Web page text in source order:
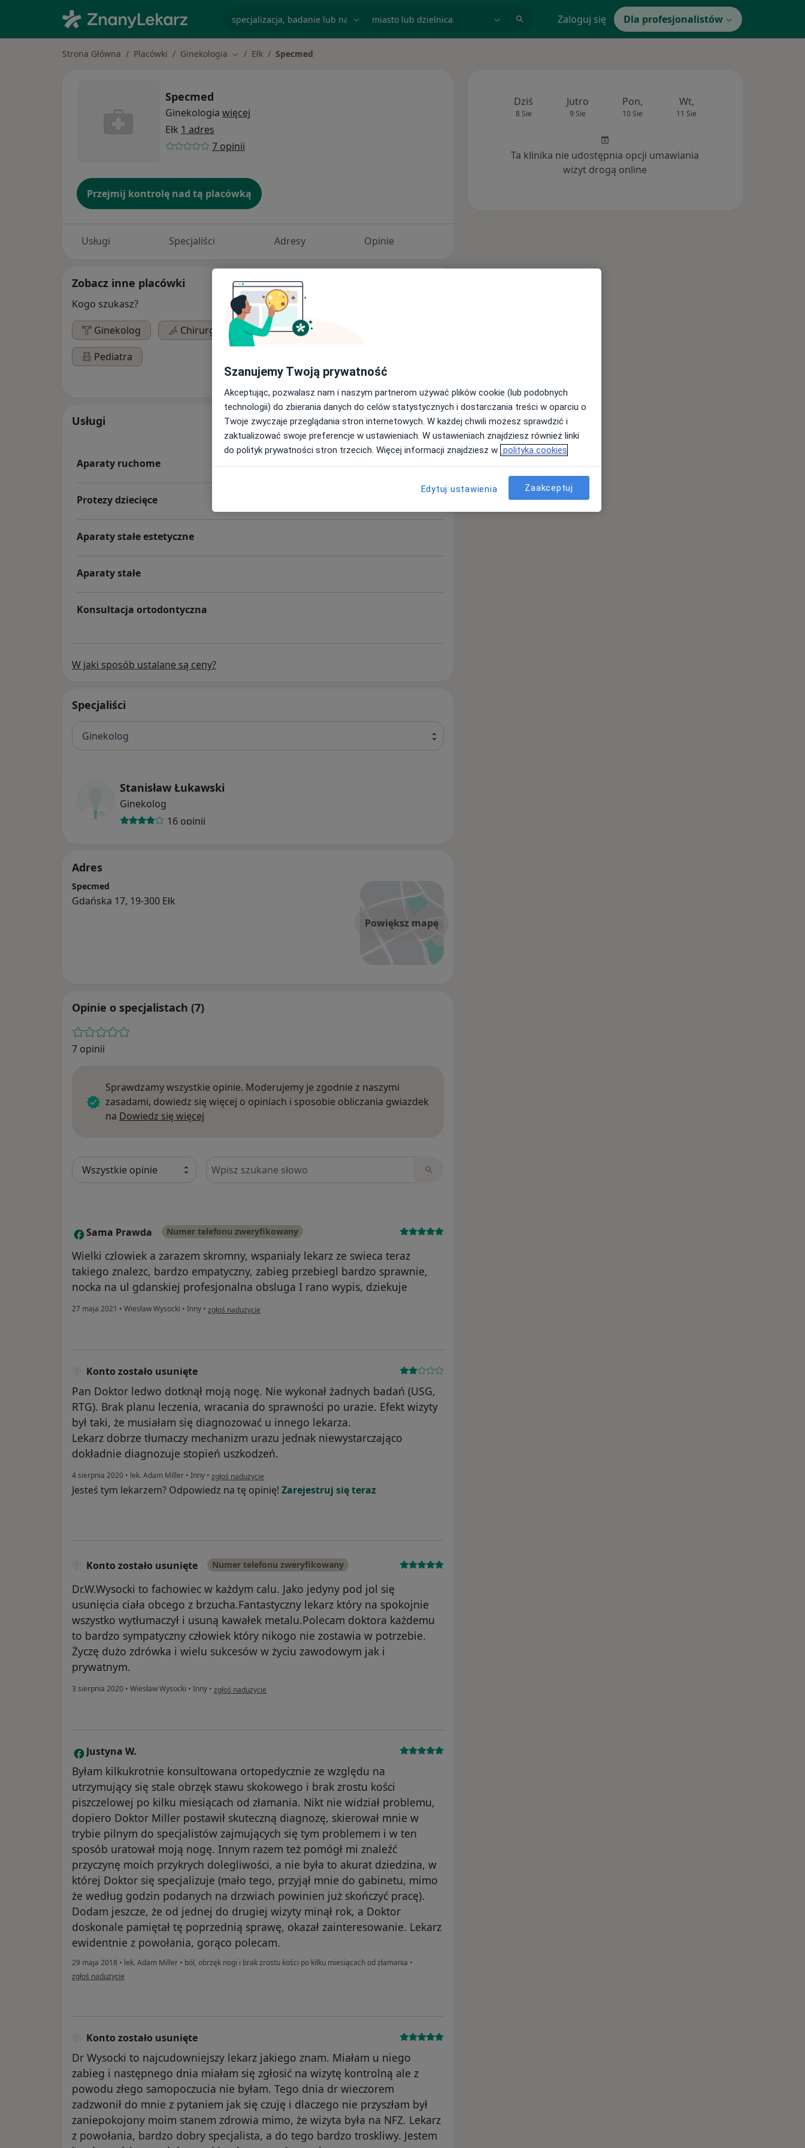
Zaloguj się Dla profesjonalistów
Strona Główna Placówki Ginekologia Zmień miasto
Ełk Specmed
Specmed
Ginekologia więcej
Ełk 1 adres
7 opinii
Przejmij kontrolę nad tą placówką
Usługi Specjaliści Adresy Opinie
Zobacz inne placówki
Kogo szukasz?
Ginekolog
Chirurg Okulista
Pediatra
Szukaj innej specjalizacji
Usługi
Aparaty ruchome
Protezy dziecięce
Aparaty stałe estetyczne
Aparaty stałe
Konsultacja ortodontyczna
W jaki sposób ustalane są ceny?
Specjaliści
Ginekolog
Stanisław Łukawski
Ginekolog
16 opinii
Adres
Powiększ mapę
Specmed
Gdańska 17, 19-300 Ełk
Opinie o specjalistach (7)
7 opinii
Sprawdzamy wszystkie opinie. Moderujemy je zgodnie z naszymi
zasadami, dowiedz się więcej o opiniach i sposobie obliczania gwiazdek
na Dowiedz się więcej
Szukaj w opiniach
S Sama Prawda Numer telefonu zweryfikowany
Wielki czlowiek a zarazem skromny, wspanialy lekarz ze swieca teraz
takiego znalezc, bardzo empatyczny, zabieg przebiegl bardzo sprawnie,
nocka na ul gdanskiej profesjonalna obsluga I rano wypis, dziekuje
27 maja 2021 • Wiesław Wysocki • Inny • w opinii użytkownika Sama Prawda
zgłoś nadużycie
Konto zostało usunięte
Pan Doktor ledwo dotknął moją nogę. Nie wykonał żadnych badań (USG,
RTG). Brak planu leczenia, wracania do sprawności po urazie. Efekt wizyty
był taki, że musiałam się diagnozować u innego lekarza.
Lekarz dobrze tłumaczy mechanizm urazu jednak niewystarczająco
dokładnie diagnozuje stopień uszkodzeń.
4 sierpnia 2020 • lek. Adam Miller • Inny • w opinii użytkownika Konto zostało usunięte
zgłoś nadużycie
Jesteś tym lekarzem? Odpowiedz na tę opinię! Zarejestruj się teraz
Konto zostało usunięte Numer telefonu zweryfikowany
Dr.W.Wysocki to fachowiec w każdym calu. Jako jedyny pod jol się
usunięcia ciała obcego z brzucha.Fantastyczny lekarz który na spokojnie
wszystko wytłumaczył i usuną kawałek metalu.Polecam doktora każdemu
to bardzo sympatyczny człowiek który nikogo nie zostawia w potrzebie.
Życzę dużo zdrówka i wielu sukcesów w życiu zawodowym jak i
prywatnym.
3 sierpnia 2020 • Wiesław Wysocki • Inny • w opinii użytkownika Konto zostało usunięte
zgłoś nadużycie
J Justyna W.
Byłam kilkukrotnie konsultowana ortopedycznie ze względu na
utrzymujący się stale obrzęk stawu skokowego i brak zrostu kości
piszczelowej po kilku miesiącach od złamania. Nikt nie widział problemu,
dopiero Doktor Miller postawił skuteczną diagnozę, skierował mnie w
trybie pilnym do specjalistów zajmujących się tym problemem i w ten
sposób uratował moją nogę. Innym razem też pomógł mi znaleźć
przyczynę moich przykrych dolegliwości, a nie była to akurat dziedzina, w
której Doktor się specjalizuje (mało tego, przyjął mnie do gabinetu, mimo
że według godzin podanych na drzwiach powinien już skończyć pracę).
Dodam jeszcze, że od jednej do drugiej wizyty minął rok, a Doktor
doskonale pamiętał tę poprzednią sprawę, okazał zainteresowanie. Lekarz
ewidentnie z powołania, gorąco polecam.
29 maja 2018 • lek. Adam Miller • ból, obrzęk nogi i brak zrostu kości po kilku miesiącach od złamania •
w opinii użytkownika Justyna W.
zgłoś nadużycie
Konto zostało usunięte
Dr Wysocki to najcudowniejszy lekarz jakiego znam. Miałam u niego
zabieg i następnego dnia miałam się zgłosić na wizytę kontrolną ale z
powodu złego samopoczucia nie byłam. Tego dnia dr wieczorem
zadzwonił do mnie z pytaniem jak się czuję i dlaczego nie przyszłam był
zaniepokojony moim stanem zdrowia mimo, że wizyta była na NFZ. Lekarz
z powołania, bardzo dobry specjalista, a do tego bardzo troskliwy. Jestem
Dziś
8 Sie
Jutro
9 Sie
Pon,
10 Sie
Wt,
11 Sie
Ta klinika nie udostępnia opcji umawiania
wizyt drogą online
Szanujemy Twoją prywatność
Akceptując, pozwalasz nam i naszym partnerom używać plików cookie (lub podobnych
technologii) do zbierania danych do celów statystycznych i dostarczania treści w oparciu o
Twoje zwyczaje przeglądania stron internetowych. W każdej chwili możesz sprawdzić i
zaktualizować swoje preferencje w ustawieniach. W ustawieniach znajdziesz również linki
do polityk prywatności stron trzecich. Więcej informacji znajdziesz w polityka cookies
Edytuj ustawienia Zaakceptuj